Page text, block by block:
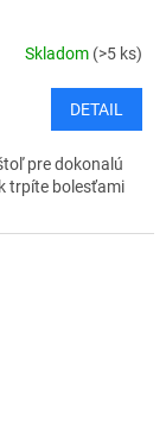
Skladom (>5 ks)
DETAIL
pre dokonalú
trpíte bolesťami